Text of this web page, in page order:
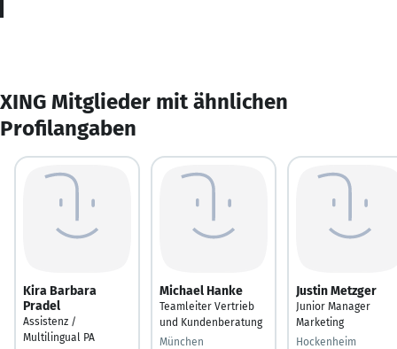
XING Mitglieder mit ähnlichen
Profilangaben
Kira Barbara
Pradel
Assistenz /
Multilingual PA
Michael Hanke
Teamleiter Vertrieb
und Kundenberatung
München
Justin Metzger
Junior Manager
Marketing
Hockenheim